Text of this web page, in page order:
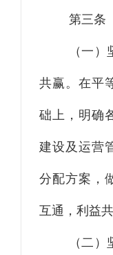
第三条
（一
共赢。 在平
础上，明确
建设及运营
分配方案，
互通，利益共
（二